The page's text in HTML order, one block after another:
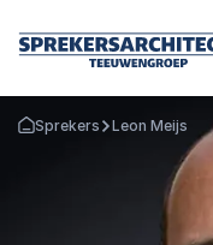
Terug naar de startpagina
Sprekers Leon Meijs